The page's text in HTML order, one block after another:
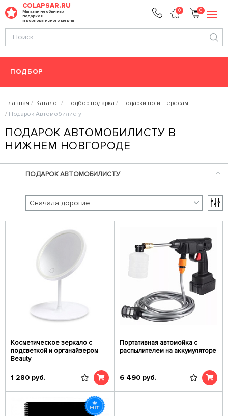
COLAPSAR.RU
Магазин необычных
подарков
и корпоративного мерча
0 0
ПОДБОР
Главная Каталог Подбор подарка
Подарки по интересам
Подарок Автомобилисту
ПОДАРОК АВТОМОБИЛИСТУ В
НИЖНЕМ НОВГОРОДЕ
ПОДАРОК АВТОМОБИЛИСТУ
Косметическое зеркало с
подсветкой и органайзером
Beauty
1 280 руб.
Портативная автомойка с
распылителем на аккумуляторе
6 490 руб.